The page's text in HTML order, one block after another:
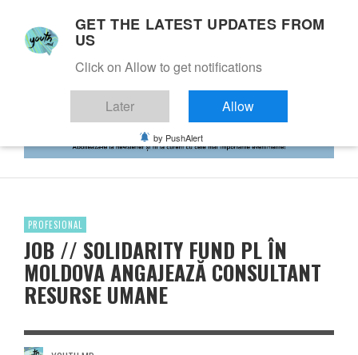
PROFESIONAL
JOB // SOLIDARITY FUND PL ÎN
MOLDOVA ANGAJEAZĂ CONSULTANT
RESURSE UMANE
GET THE LATEST UPDATES FROM
US
Click on Allow to get notifications
Later Allow
by PushAlert